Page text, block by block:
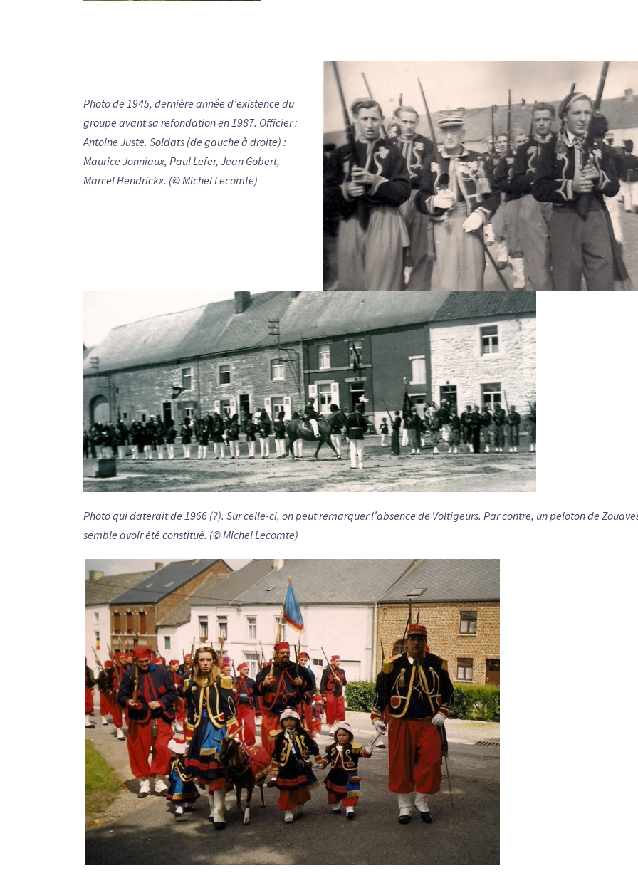
Photo de 1945, dernière année d’existence du
groupe avant sa refondation en 1987. Officier :
Antoine Juste. Soldats (de gauche à droite) :
Maurice Jonniaux, Paul Lefer, Jean Gobert,
Marcel Hendrickx. (© Michel Lecomte)
Photo qui daterait de 1966 (?). Sur celle-ci, on peut remarquer l’absence de Voltigeurs. Par contre, un peloton de
semble avoir été constitué. (© Michel Lecomte)